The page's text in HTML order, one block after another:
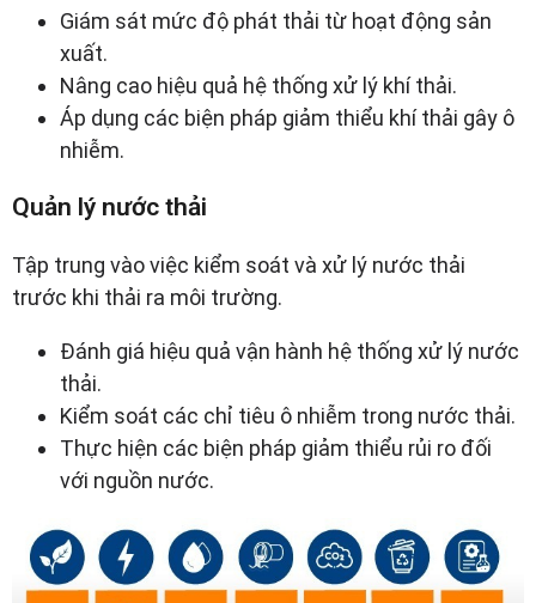
Giám sát mức độ phát thải từ hoạt động sản
xuất.
Nâng cao hiệu quả hệ thống xử lý khí thải.
Áp dụng các biện pháp giảm thiểu khí thải gây ô
nhiễm.
Quản lý nước thải
Tập trung vào việc kiểm soát và xử lý nước thải
trước khi thải ra môi trường.
Đánh giá hiệu quả vận hành hệ thống xử lý nước
thải.
Kiểm soát các chỉ tiêu ô nhiễm trong nước thải.
Thực hiện các biện pháp giảm thiểu rủi ro đối
với nguồn nước.